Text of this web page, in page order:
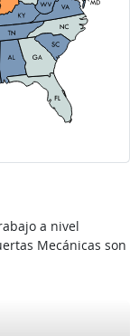
a nivel
Mecánicas son